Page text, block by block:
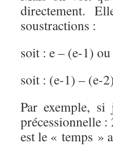
directement.
soustractions :
soit : e – (e-1)
soit : (e-1) – (e-
Par exemple,
précessionnelle :
est le « temps »